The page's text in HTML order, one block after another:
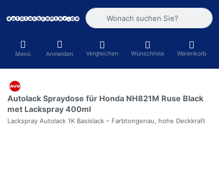
Geben Sie einen Suchbegriff ein.
Menü Anmelden Vergleichen Wunschliste Warenkorb
Autolack Spraydose für Honda NH821M Ruse Black
met Lackspray 400ml
Lackspray Autolack 1K Basislack – Farbtongenau, hohe Deckkraft